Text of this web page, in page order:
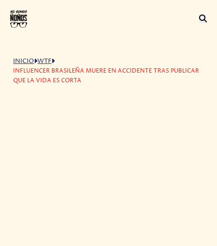
INICIO WTF
INFLUENCER BRASILEÑA MUERE EN ACCIDENTE TRAS PUBLICAR
QUE LA VIDA ES CORTA